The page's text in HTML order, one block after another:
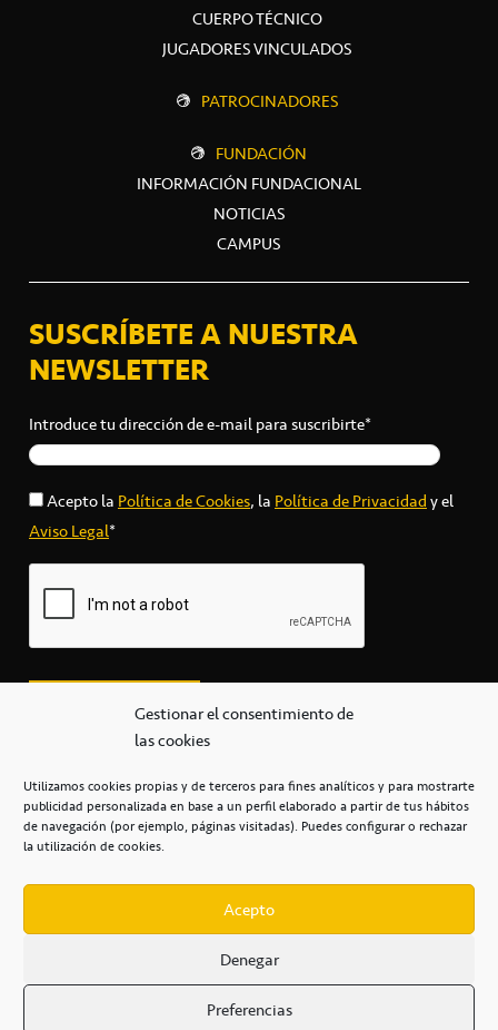
Gestionar el consentimiento de
las cookies
Utilizamos cookies propias y de terceros para fines analíticos y para mostrarte
publicidad personalizada en base a un perfil elaborado a partir de tus hábitos
de navegación (por ejemplo, páginas visitadas). Puedes configurar o rechazar
la utilización de cookies.
Acepto
Denegar
Preferencias
CUERPO TÉCNICO
JUGADORES VINCULADOS
PATROCINADORES
FUNDACIÓN
INFORMACIÓN FUNDACIONAL
NOTICIAS
CAMPUS
SUSCRÍBETE A NUESTRA
NEWSLETTER
Introduce tu dirección de e-mail para suscribirte*
Acepto laPolítica de Cookies, laPolítica de Privacidady el
Aviso Legal*
secretaria@cbcanarias.es
+34 922 253 684
Casa del Deporte / 38108 – La Laguna
POLÍTICA DE PRIVACIDAD / POLÍTICA DE COOKIES /
AVISO LEGAL / CONDICIONES